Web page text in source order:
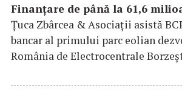
Finanțare de până la 61,6
Țuca Zbârcea & Asociații asistă
bancar al primului parc eolian
România de Electrocentrale